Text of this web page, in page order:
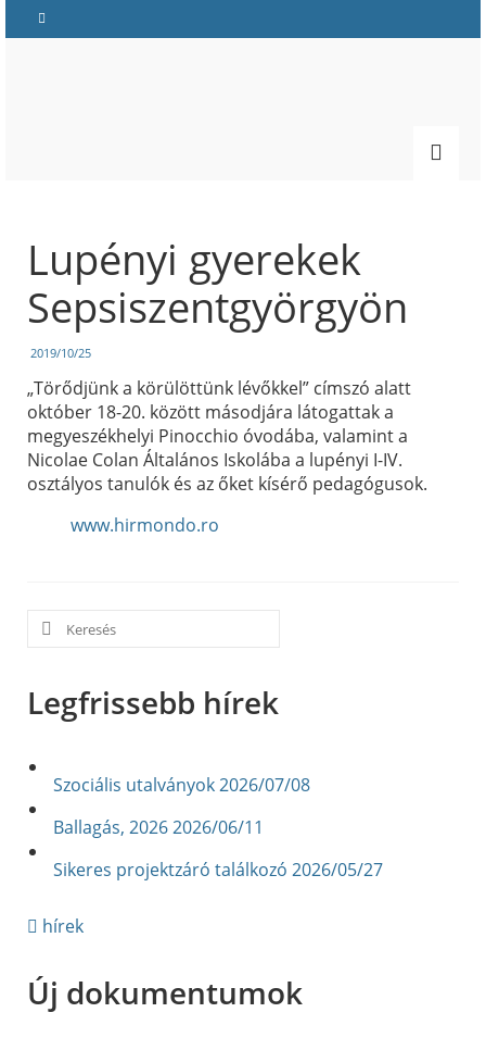
Lupényi gyerekek
Sepsiszentgyörgyön
2019/10/25
„Törődjünk a körülöttünk lévőkkel” címszó alatt
október 18-20. között másodjára látogattak a
megyeszékhelyi Pinocchio óvodába, valamint a
Nicolae Colan Általános Iskolába a lupényi I-IV.
osztályos tanulók és az őket kísérő pedagógusok.
www.hirmondo.ro
Search
for:
Legfrissebb hírek
Szociális utalványok2026/07/08
Ballagás, 20262026/06/11
Sikeres projektzáró találkozó 2026/05/27
hírek
Új dokumentumok